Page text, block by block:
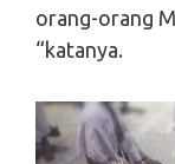
orang-orang
“katanya.